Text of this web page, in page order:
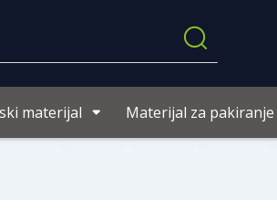
materijal Materijal za pakiranje